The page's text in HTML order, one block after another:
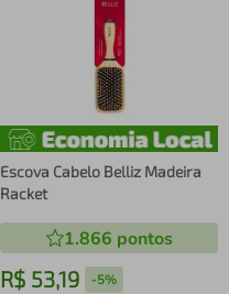
Escova Cabelo Belliz Madeira
Racket
1.866 pontos
R$ 53,19 -5%